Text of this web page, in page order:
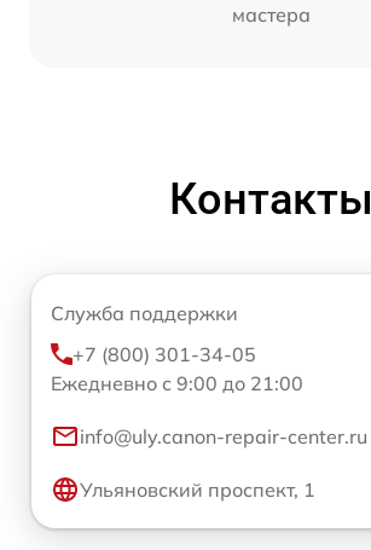
мастера
Контакты
Служба поддержки
+7 (800) 301-34-05
Ежедневно с 9:00 до 21:00
info@uly.canon-repair-center.ru
Ульяновский проспект, 1